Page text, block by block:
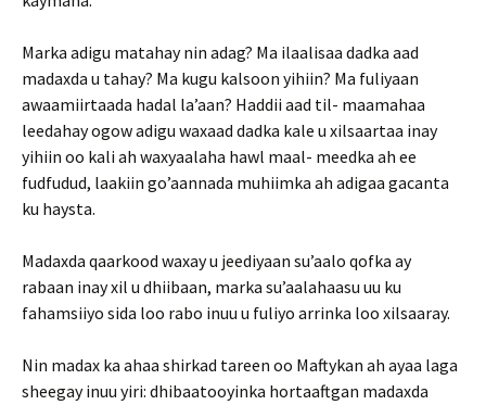
Marka adigu matahay nin adag? Ma ilaalisaa dadka aad
madaxda u tahay? Ma kugu kalsoon yihiin? Ma fuliyaan
awaamiirtaada hadal la’aan? Haddii aad til- maamahaa
leedahay ogow adigu waxaad dadka kale u xilsaartaa inay
yihiin oo kali ah waxyaalaha hawl maal- meedka ah ee
fudfudud, laakiin go’aannada muhiimka ah adigaa gacanta
ku haysta.
Madaxda qaarkood waxay u jeediyaan su’aalo qofka ay
rabaan inay xil u dhiibaan, marka su’aalahaasu uu ku
fahamsiiyo sida loo rabo inuu u fuliyo arrinka loo xilsaaray.
Nin madax ka ahaa shirkad tareen oo Maftykan ah ayaa laga
sheegay inuu yiri: dhibaatooyinka hortaaftgan madaxda